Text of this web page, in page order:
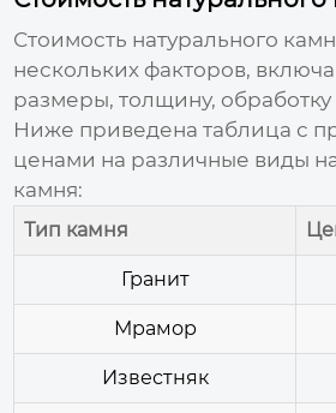
Стоимость натурального
нескольких факторов,
размеры, толщину, обработку
Ниже приведена таблица с
ценами на различные виды
камня:
Тип камня
Гранит
Мрамор
Известняк